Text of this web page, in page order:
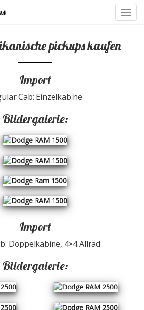
pickups kaufen
Import
Cab: Einzelkabine
Bildergalerie:
Import
Doppelkabine, 4×4 Allrad
Bildergalerie: